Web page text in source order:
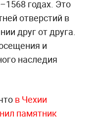
годах. Это
отверстий в
друг от друга.
и
наследия
в Чехии
памятник